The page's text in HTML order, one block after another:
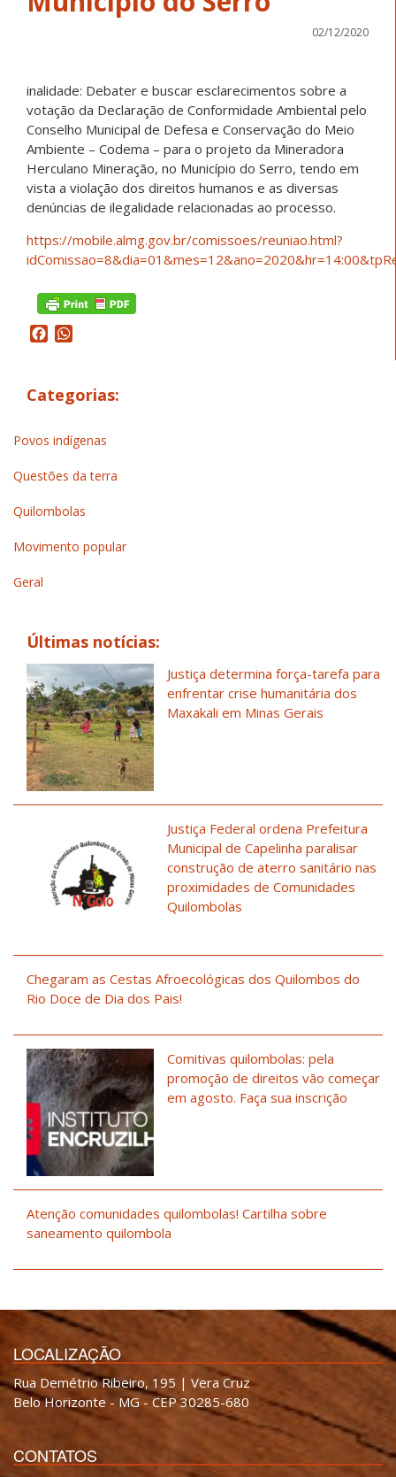
02/12/2020
inalidade: Debater e buscar esclarecimentos sobre a
votação da Declaração de Conformidade Ambiental pelo
Conselho Municipal de Defesa e Conservação do Meio
Ambiente – Codema – para o projeto da Mineradora
Herculano Mineração, no Município do Serro, tendo em
vista a violação dos direitos humanos e as diversas
denúncias de ilegalidade relacionadas ao processo.
https://mobile.almg.gov.br/comissoes/reuniao.html?
Facebook
Categorias:
Povos indígenas
Questões da terra
Quilombolas
Movimento popular
Geral
Últimas notícias:
Justiça determina força-tarefa para
enfrentar crise humanitária dos
Maxakali em Minas Gerais
Justiça Federal ordena Prefeitura
Municipal de Capelinha paralisar
construção de aterro sanitário nas
proximidades de Comunidades
Quilombolas
Chegaram as Cestas Afroecológicas dos Quilombos do
Rio Doce de Dia dos Pais!
Comitivas quilombolas: pela
promoção de direitos vão começar
em agosto. Faça sua inscrição
Atenção comunidades quilombolas! Cartilha sobre
saneamento quilombola
LOCALIZAÇÃO
Rua Demétrio Ribeiro, 195 | Vera Cruz
Belo Horizonte - MG - CEP 30285-680
CONTATOS